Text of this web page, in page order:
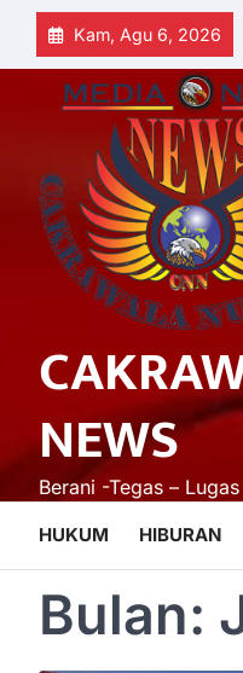
Skip
content
Kam, Agu 6, 2026
NEWS
Berani -Tegas –
HUKUM HIBURAN
Bulan: